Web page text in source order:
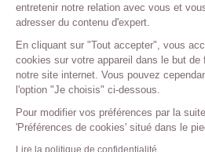
entretenir notre relation avec vous et
adresser du contenu d'expert.
En cliquant sur "Tout accepter", vous
cookies sur votre appareil dans le but
notre site internet. Vous pouvez
l'option "Je choisis" ci-dessous.
Pour modifier vos préférences par la
'Préférences de cookies' situé dans le
Lire la politique de confidentialité
COPYRIGHT 2021 © TOUS
Mentions légales